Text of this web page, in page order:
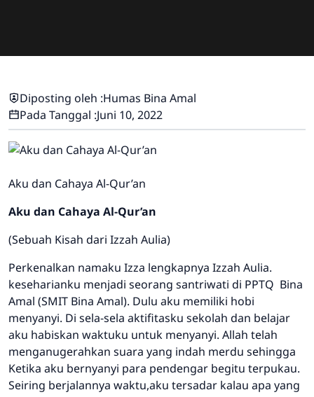
Diposting oleh :Humas Bina Amal
Pada Tanggal :Juni 10, 2022
Aku dan Cahaya Al-Qur’an
Aku dan Cahaya Al-Qur’an
(Sebuah Kisah dari Izzah Aulia)
Perkenalkan namaku Izza lengkapnya Izzah Aulia.
keseharianku menjadi seorang santriwati di PPTQ Bina
Amal (SMIT Bina Amal). Dulu aku memiliki hobi
menyanyi. Di sela-sela aktifitasku sekolah dan belajar
aku habiskan waktuku untuk menyanyi. Allah telah
menganugerahkan suara yang indah merdu sehingga
Ketika aku bernyanyi para pendengar begitu terpukau.
Seiring berjalannya waktu,aku tersadar kalau apa yang